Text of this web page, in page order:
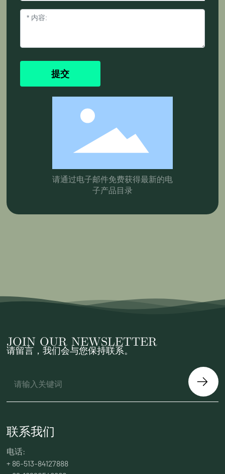
提交
请通过电子邮件免费获得最新的电
子产品目录
JOIN OUR NEWSLETTER
请留言，我们会与您保持联系。
联系我们
电话:
+ 86-513-84127888